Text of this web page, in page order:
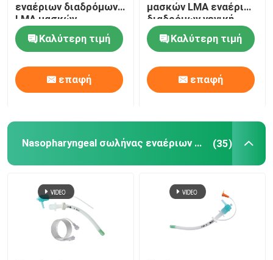
εναέριων διαδρόμων
LMA μασκών
σιλικόνης ιατρικού
βαθμούΚαλύτερη τιμή
επαφή
μασκών LMA εναέριων
διαδρόμων γενική
Καλύτερη τιμή
επαφή
Nasopharyngeal σωλήνας εναέριων διαδρόμων (35)